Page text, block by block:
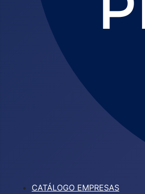
CATÁLOGO EMPRESAS